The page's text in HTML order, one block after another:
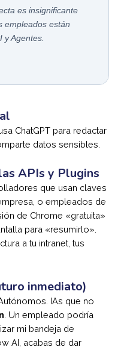
es insignificante
empleados están
y Agentes.
ChatGPT para redactar
datos sensibles.
APIs y Plugins
que usan claves
o empleados de
de Chrome «gratuita»
para «resumirlo».
a tu intranet, tus
inmediato)
IAs que no
. Un empleado podría
mi bandeja de
AI, acabas de dar